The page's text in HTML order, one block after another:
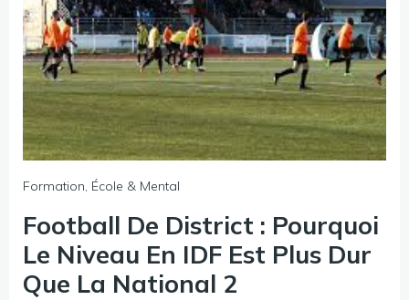
Formation, École & Mental
Football De District : Pourquoi
Le Niveau En IDF Est Plus Dur
Que La National 2